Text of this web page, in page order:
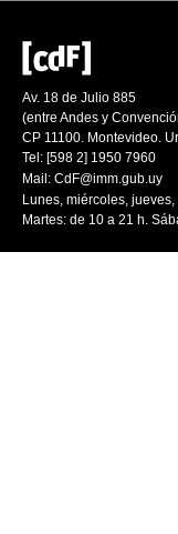
Av. 18 de Julio 885
(entre Andes y
CP 11100. Montevideo.
Tel: [598 2] 1950 7960
Mail: CdF@imm.gub.uy
Lunes, miércoles,
Martes: de 10 a 21 h.